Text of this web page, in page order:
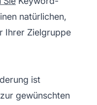
natürlichen,
Ihrer Zielgruppe
ist
gewünschten